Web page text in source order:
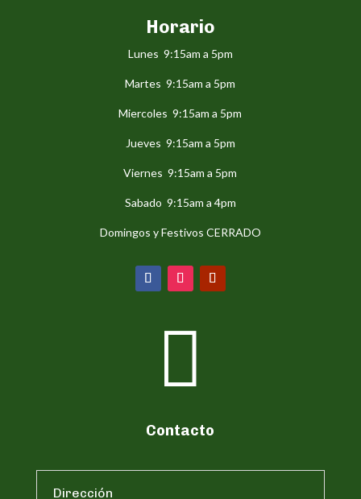
Horario
Lunes 9:15am a 5pm
Martes 9:15am a 5pm
Miercoles 9:15am a 5pm
Jueves 9:15am a 5pm
Viernes 9:15am a 5pm
Sabado 9:15am a 4pm
Domingos y Festivos CERRADO

Contacto
Dirección